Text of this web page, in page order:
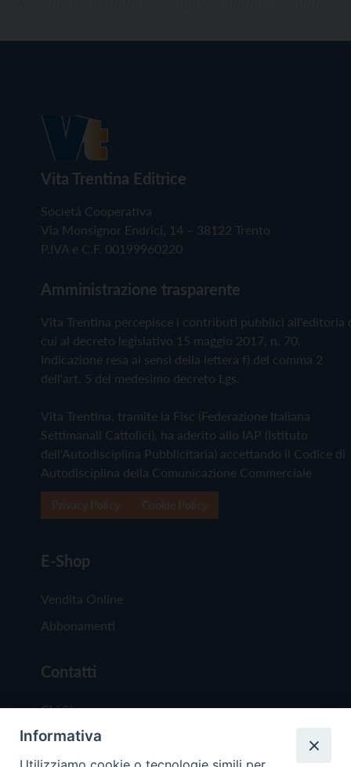
Vita Trentina Editrice
Società Cooperativa
Via Monsignor Endrici, 14 – 38122 Trento
P.IVA e C.F. 00199960220
Amministrazione trasparente
Vita Trentina percepisce i contributi pubblici all'editoria
cui al decreto legislativo 15 maggio 2017, n. 70.
Indicazione resa ai sensi della lettera f) del comma 2
dell'art. 5 del medesimo decreto Lgs.
Vita Trentina, tramite la Fisc (Federazione Italiana
Settimanali Cattolici), ha aderito allo IAP (Istituto
dell'Autodisciplina Pubblicitaria) accettando il Codice di
Autodisciplina della Comunicazione Commerciale
E-Shop
Vendita Online
Abbonamenti
Contatti
Chi Siamo
Redazione
Scrivici
Informativa